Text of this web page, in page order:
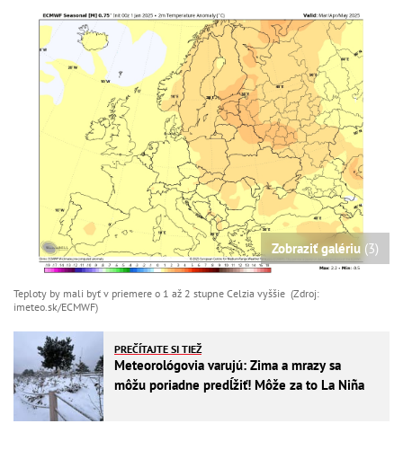
Zobraziť galériu (3)
Teploty by mali byť v priemere o 1 až 2 stupne Celzia vyššie (Zdroj:
imeteo.sk/ECMWF)
PREČÍTAJTE SI TIEŽ
Meteorológovia varujú: Zima a mrazy sa
môžu poriadne predĺžiť! Môže za to La Niña